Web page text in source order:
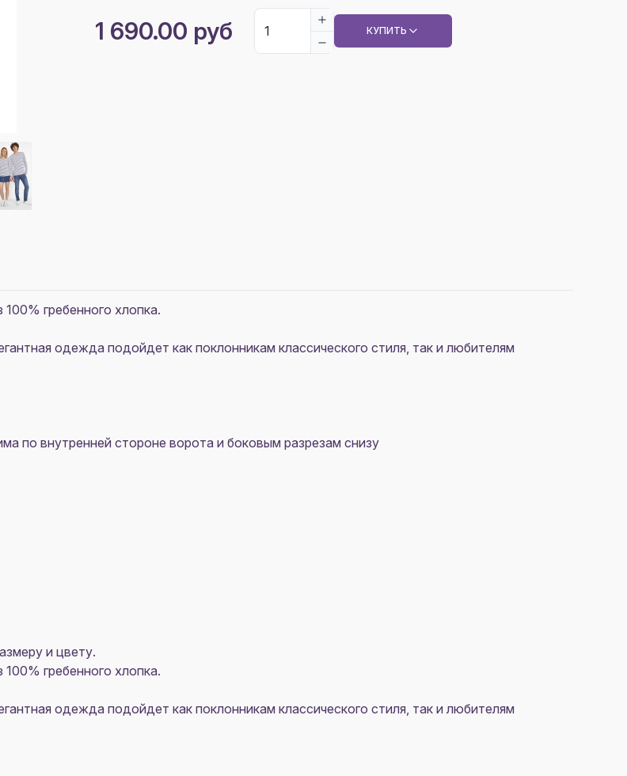
1 690.00 руб КУПИТЬ
гребенного хлопка.
одежда подойдет как поклонникам классического стиля, так и любителям
по внутренней стороне ворота и боковым разрезам снизу
и цвету.
гребенного хлопка.
одежда подойдет как поклонникам классического стиля, так и любителям